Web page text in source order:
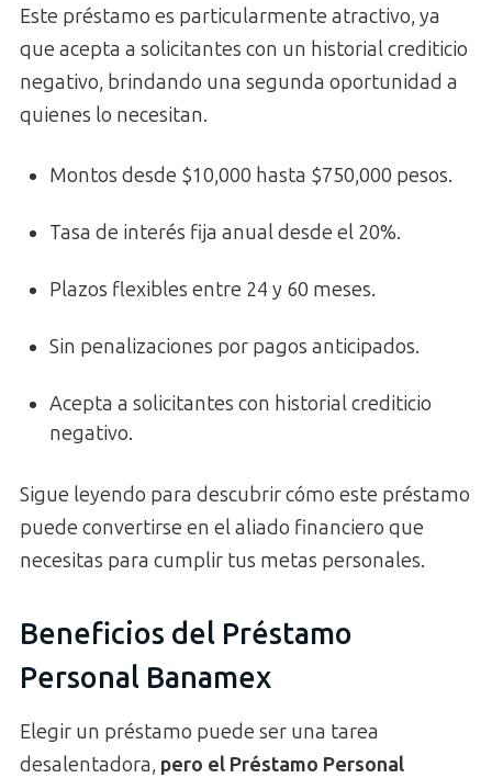
Este préstamo es particularmente atractivo, ya
que acepta a solicitantes con un historial crediticio
negativo, brindando una segunda oportunidad a
quienes lo necesitan.
Montos desde $10,000 hasta $750,000 pesos.
Tasa de interés fija anual desde el 20%.
Plazos flexibles entre 24 y 60 meses.
Sin penalizaciones por pagos anticipados.
Acepta a solicitantes con historial crediticio
negativo.
Sigue leyendo para descubrir cómo este préstamo
puede convertirse en el aliado financiero que
necesitas para cumplir tus metas personales.
Beneficios del Préstamo
Personal Banamex
Elegir un préstamo puede ser una tarea
desalentadora, pero el Préstamo Personal